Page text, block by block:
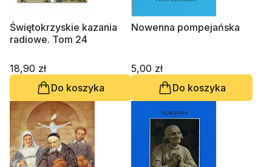
Świętokrzyskie kazania
radiowe. Tom 24
18,90 zł
Do koszyka
Nowenna pompejańska
5,00 zł
Do koszyka